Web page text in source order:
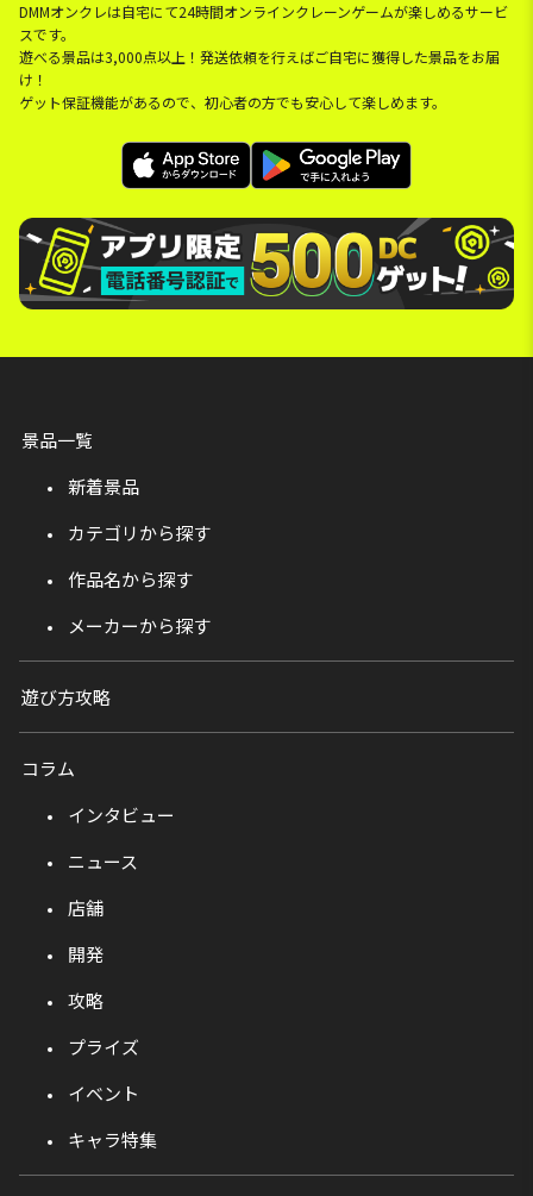
DMMオンクレは自宅にて24時間オンラインクレーンゲームが楽しめるサービ
スです。
遊べる景品は3,000点以上！発送依頼を行えばご自宅に獲得した景品をお届
け！
ゲット保証機能があるので、初心者の方でも安心して楽しめます。
景品一覧
新着景品
カテゴリから探す
作品名から探す
メーカーから探す
遊び方攻略
コラム
インタビュー
ニュース
店舗
開発
攻略
プライズ
イベント
キャラ特集